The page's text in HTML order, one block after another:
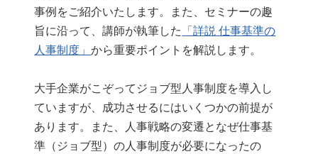
事例をご紹介いたします。また、セミナーの趣
旨に沿って、講師が執筆した
「詳説 仕事基準の
人事制度」から重要ポイントを解説します。
大手企業がこぞってジョブ型人事制度を導入し
ていますが、成功させるにはいくつかの前提が
あります。また、人事戦略の変遷となぜ仕事基
準（ジョブ型）の人事制度が必要になったの